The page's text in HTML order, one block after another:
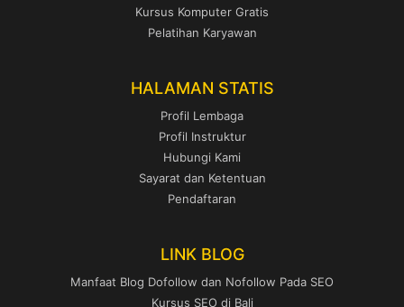
Kursus Komputer Gratis
Pelatihan Karyawan
HALAMAN STATIS
Profil Lembaga
Profil Instruktur
Hubungi Kami
Sayarat dan Ketentuan
Pendaftaran
LINK BLOG
Manfaat Blog Dofollow dan Nofollow Pada SEO
Kursus SEO di Bali